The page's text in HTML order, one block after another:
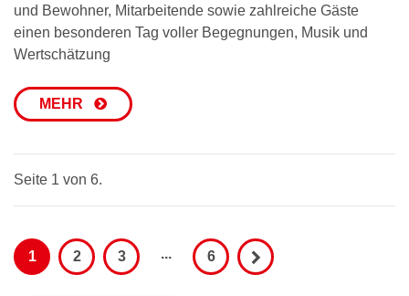
und Bewohner, Mitarbeitende sowie zahlreiche Gäste
einen besonderen Tag voller Begegnungen, Musik und
Wertschätzung
MEHR
Seite 1 von 6.
1 2 3 ... 6